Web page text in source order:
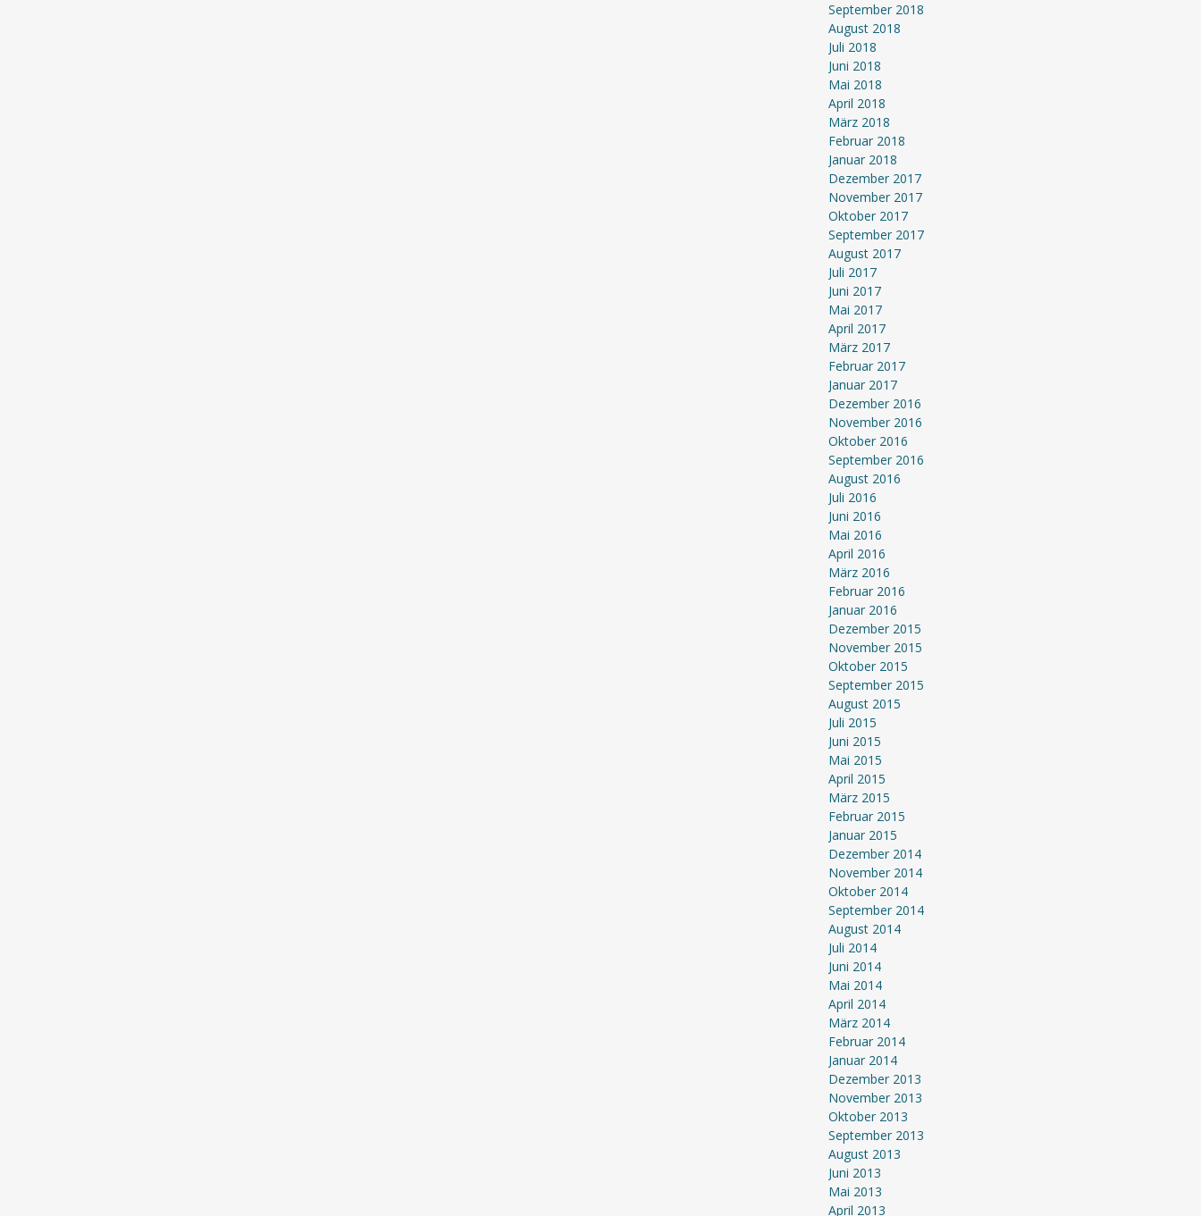
September 2018
August 2018
Juli 2018
Juni 2018
Mai 2018
April 2018
März 2018
Februar 2018
Januar 2018
Dezember 2017
November 2017
Oktober 2017
September 2017
August 2017
Juli 2017
Juni 2017
Mai 2017
April 2017
März 2017
Februar 2017
Januar 2017
Dezember 2016
November 2016
Oktober 2016
September 2016
August 2016
Juli 2016
Juni 2016
Mai 2016
April 2016
März 2016
Februar 2016
Januar 2016
Dezember 2015
November 2015
Oktober 2015
September 2015
August 2015
Juli 2015
Juni 2015
Mai 2015
April 2015
März 2015
Februar 2015
Januar 2015
Dezember 2014
November 2014
Oktober 2014
September 2014
August 2014
Juli 2014
Juni 2014
Mai 2014
April 2014
März 2014
Februar 2014
Januar 2014
Dezember 2013
November 2013
Oktober 2013
September 2013
August 2013
Juni 2013
Mai 2013
April 2013